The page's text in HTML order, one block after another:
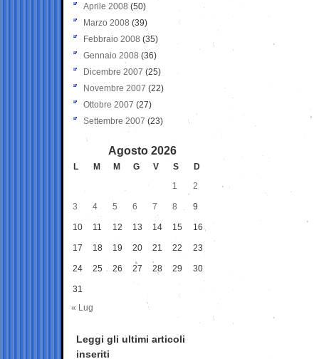
Aprile 2008 (50)
Marzo 2008 (39)
Febbraio 2008 (35)
Gennaio 2008 (36)
Dicembre 2007 (25)
Novembre 2007 (22)
Ottobre 2007 (27)
Settembre 2007 (23)
Agosto 2026
L M M G V S
D
1
2
3 4 5 6 7 8 9
10 11 12 13 14 15 16
17 18 19 20 21 22 23
24 25 26 27 28 29 30
31
« Lug
Leggi gli ultimi articoli
inseriti